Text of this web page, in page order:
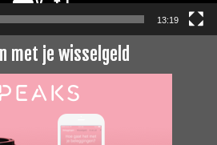
13:19
met je wisselgeld